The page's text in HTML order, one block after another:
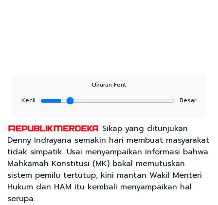
Ukuran Font
Kecil
Besar
Sikap yang ditunjukan
Denny Indrayana semakin hari membuat masyarakat
tidak simpatik. Usai menyampaikan informasi bahwa
Mahkamah Konstitusi (MK) bakal memutuskan
sistem pemilu tertutup, kini mantan Wakil Menteri
Hukum dan HAM itu kembali menyampaikan hal
serupa.